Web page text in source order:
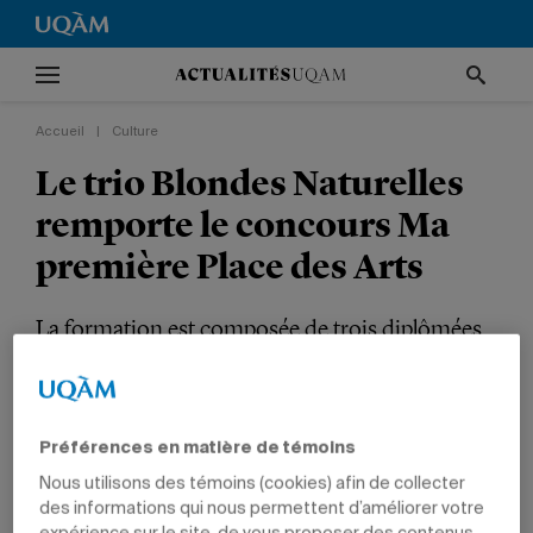
Accueil Culture
Le trio Blondes Naturelles
remporte le concours Ma
première Place des Arts
La formation est composée de trois diplômées
DIPLÔMÉS
Préférences en matière de témoins
Nous utilisons des témoins (cookies) afin de collecter
des informations qui nous permettent d’améliorer votre